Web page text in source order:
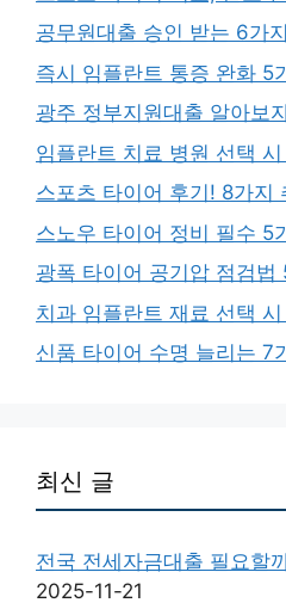
공무원대출 승인 받는 6가
즉시 임플란트 통증 완화 5
광주 정부지원대출 알아보
임플란트 치료 병원 선택
스포츠 타이어 후기! 8가지
스노우 타이어 정비 필수 5
광폭 타이어 공기압 점검법
치과 임플란트 재료 선택
신품 타이어 수명 늘리는 7
최신 글
전국 전세자금대출 필요할
2025-11-21